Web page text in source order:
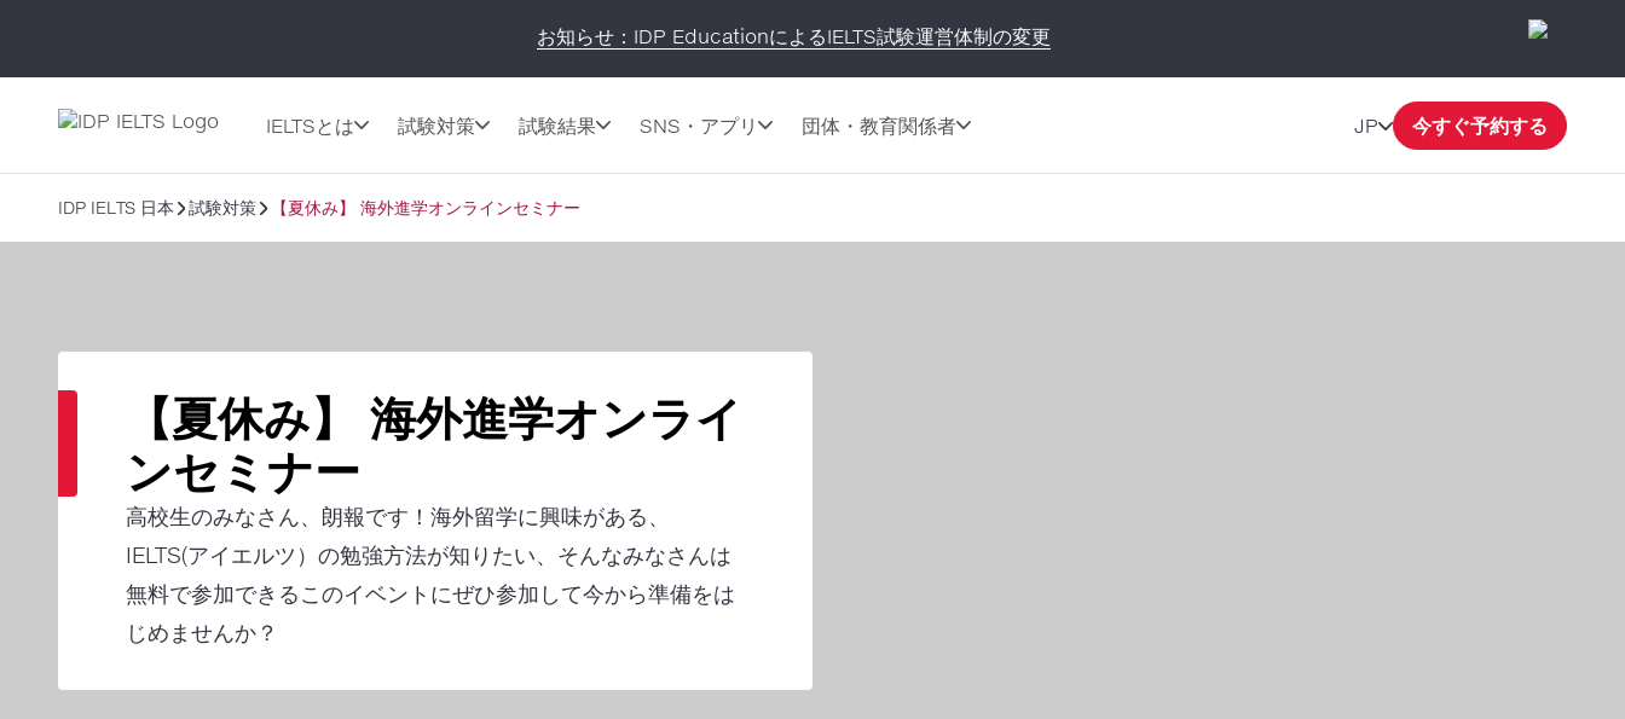
お知らせ：IDP EducationによるIELTS試験運営体制の変更
IELTSとは 試験対策 試験結果 SNS・アプリ 団体・教育関係者 JP 今すぐ予約する
IDP IELTS 日本 試験対策 【夏休み】 海外進学オンラインセミナー
【夏休み】 海外進学オンライ
ンセミナー
高校生のみなさん、朗報です！海外留学に興味がある、
IELTS(アイエルツ）の勉強方法が知りたい、そんなみなさんは
無料で参加できるこのイベントにぜひ参加して今から準備をは
じめませんか？